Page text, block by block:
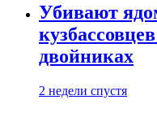
Убивают
двойниках
2 недели спустя